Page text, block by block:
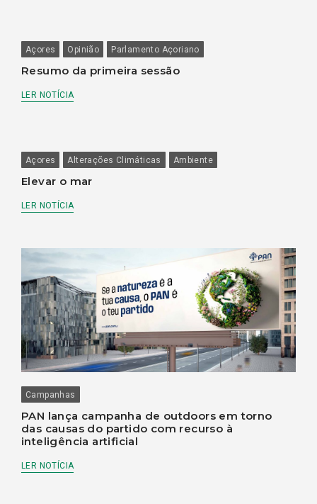
Açores Opinião Parlamento Açoriano
Resumo da primeira sessão
LER NOTÍCIA
Açores Alterações Climáticas Ambiente
Elevar o mar
LER NOTÍCIA
Campanhas
PAN lança campanha de outdoors em torno
das causas do partido com recurso à
inteligência artificial
LER NOTÍCIA